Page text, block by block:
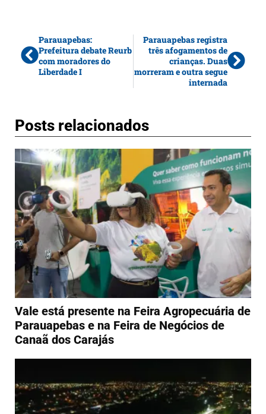
Parauapebas:
Prefeitura debate Reurb
com moradores do
Liberdade I
Parauapebas registra
três afogamentos de
crianças. Duas
morreram e outra segue
internada
Posts relacionados
Vale está presente na Feira Agropecuária de
Parauapebas e na Feira de Negócios de
Canaã dos Carajás